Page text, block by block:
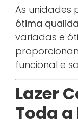
As unidades
ótima
variadas e
funcional e
Lazer
Toda